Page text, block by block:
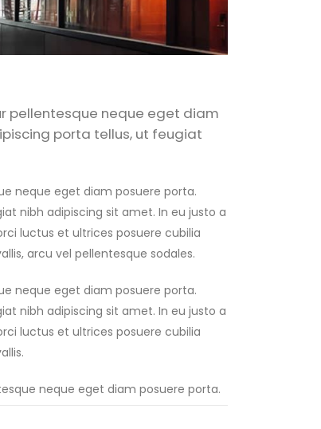
pellentesque neque eget diam
porta tellus, ut feugiat
neque eget diam posuere porta.
nibh adipiscing sit amet. In eu justo a
luctus et ultrices posuere cubilia
arcu vel pellentesque sodales.
neque eget diam posuere porta.
nibh adipiscing sit amet. In eu justo a
luctus et ultrices posuere cubilia
neque eget diam posuere porta.